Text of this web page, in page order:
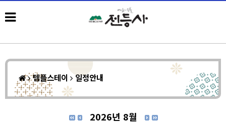
템플스테이 일정안내
2026년 8월